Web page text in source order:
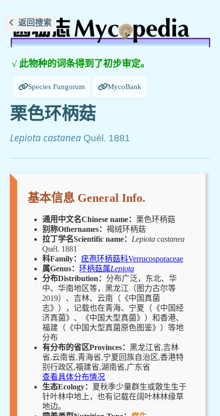
返回搜索
√ 此物种的词条得到了初步审定。
Species Fungorum MycoBank
栗色环柄菇
Lepiota castanea Quél. 1881
基本信息 General Info.
通用中文名Chinese name： 栗色环柄菇
别称Othernames： 褐绒环柄菇
拉丁学名Scientific name： Lepiota castanea
Quél. 1881
科Family： 疣孢环柄菇科Verrucosporaceae
属Genus： 环柄菇属Lepiota
分布Distribution： 分布广泛，东北、华
中、华南地区等，黑龙江（图力古尔等
2019）、吉林、云南（《中国真菌
志》），记载也在青海、宁夏（《中国经
济真菌》、《中国大型真菌》）和香港、
福建（《中国大型真菌原色图鉴》）等地
分布
有分布的省区Provinces： 黑龙江省,吉林
省,云南省,青海省,宁夏回族自治区,香港特
别行政区,福建省,湖南省,广东省
查看具体分布情况
生态Ecology： 夏秋季少量群生或散生生于
针叶林中地上，也有记载在阔叶林林缘草
地边。